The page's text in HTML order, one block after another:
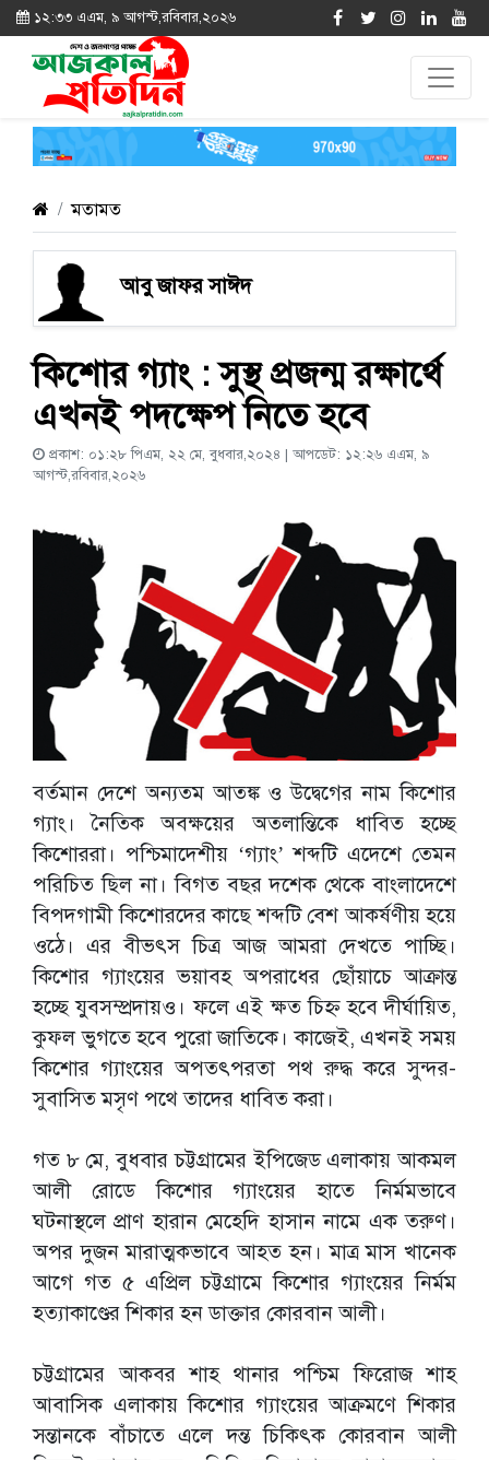
১২:৩৩ এএম, ৯ আগস্ট,রবিবার,২০২৬
মতামত
আবু জাফর সাঈদ
কিশোর গ্যাং : সুস্থ প্রজন্ম রক্ষার্থে
এখনই পদক্ষেপ নিতে হবে
প্রকাশ: ০১:২৮ পিএম, ২২ মে, বুধবার,২০২৪ | আপডেট: ১২:২৬ এএম, ৯
আগস্ট,রবিবার,২০২৬
বর্তমান দেশে অন্যতম আতঙ্ক ও উদ্বেগের নাম কিশোর
গ্যাং। নৈতিক অবক্ষয়ের অতলান্তিকে ধাবিত হচ্ছে
কিশোররা। পশ্চিমাদেশীয় ‘গ্যাং’ শব্দটি এদেশে তেমন
পরিচিত ছিল না। বিগত বছর দশেক থেকে বাংলাদেশে
বিপদগামী কিশোরদের কাছে শব্দটি বেশ আকর্ষণীয় হয়ে
ওঠে। এর বীভৎস চিত্র আজ আমরা দেখতে পাচ্ছি।
কিশোর গ্যাংয়ের ভয়াবহ অপরাধের ছোঁয়াচে আক্রান্ত
হচ্ছে যুবসম্প্রদায়ও। ফলে এই ক্ষত চিহ্ন হবে দীর্ঘায়িত,
কুফল ভুগতে হবে পুরো জাতিকে। কাজেই, এখনই সময়
কিশোর গ্যাংয়ের অপতৎপরতা পথ রুদ্ধ করে সুন্দর-
সুবাসিত মসৃণ পথে তাদের ধাবিত করা।
গত ৮ মে, বুধবার চট্টগ্রামের ইপিজেড এলাকায় আকমল
আলী রোডে কিশোর গ্যাংয়ের হাতে নির্মমভাবে
ঘটনাস্থলে প্রাণ হারান মেহেদি হাসান নামে এক তরুণ।
অপর দুজন মারাত্মকভাবে আহত হন। মাত্র মাস খানেক
আগে গত ৫ এপ্রিল চট্টগ্রামে কিশোর গ্যাংয়ের নির্মম
হত্যাকাণ্ডের শিকার হন ডাক্তার কোরবান আলী।
চট্টগ্রামের আকবর শাহ থানার পশ্চিম ফিরোজ শাহ
আবাসিক এলাকায় কিশোর গ্যাংয়ের আক্রমণে শিকার
সন্তানকে বাঁচাতে এলে দন্ত চিকিৎক কোরবান আলী